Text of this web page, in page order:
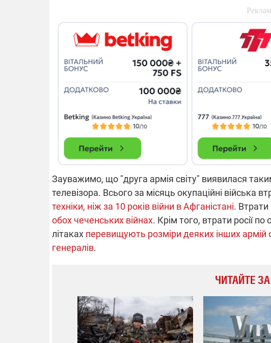
Зауважимо, що "друга армія світу" виявилася
телевізора. Всього за місяць окупаційні війська
техніки, ніж за 10 років війни в Афганістані.
обох чеченських війнах. Крім того, втрати росії
літаках перевищують розміри деяких інших армій
генералів.
ЧИТАЙТЕ